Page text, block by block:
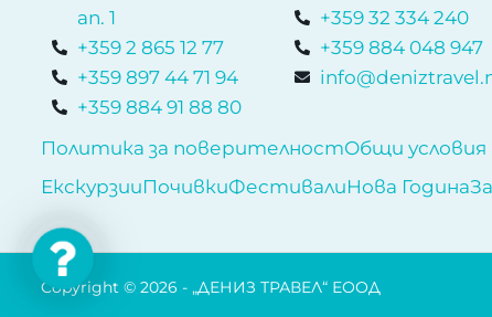
ап. 1
+359 2 865 12 77
+359 897 44 71 94
+359 884 91 88 80
+359 32 334 240
+359 884 048 947
Политика за поверителностОбщи условия
ЕкскурзииПочивкиФестивалиНова Година
Copyright © 2026 - „ДЕНИЗ ТРАВЕЛ“ ЕООД
Contact
Us